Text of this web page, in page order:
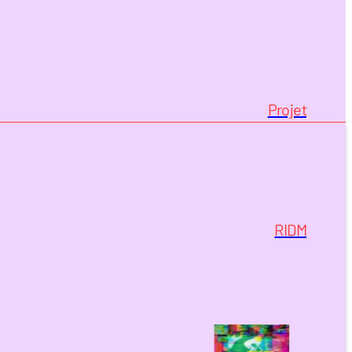
Projet
RIDM